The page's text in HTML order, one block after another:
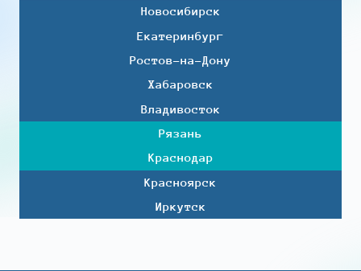
Новосибирск
Екатеринбург
Ростов-на-Дону
Хабаровск
Владивосток
Рязань
Краснодар
Красноярск
Иркутск